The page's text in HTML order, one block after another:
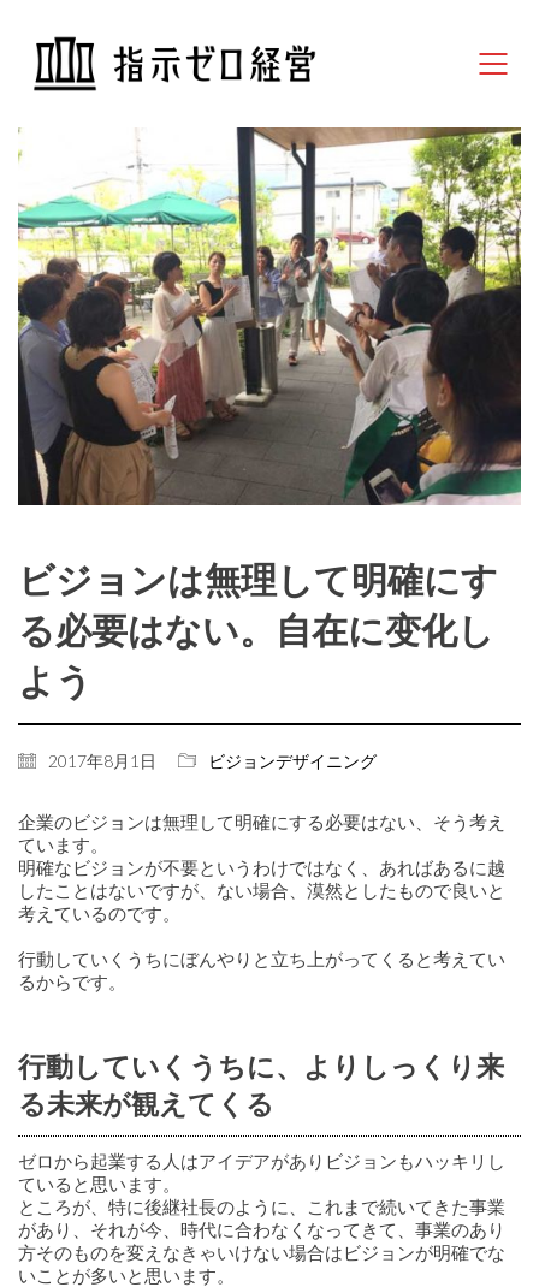
ビジョンは無理して明確にす
る必要はない。自在に变化し
よう
2017年8月1日 ビジョンデザイニング
企業のビジョンは無理して明確にする必要はない、そう考え
ています。
明確なビジョンが不要というわけではなく、あればあるに越
したことはないですが、ない場合、漠然としたもので良いと
考えているのです。
行動していくうちにぼんやりと立ち上がってくると考えてい
るからです。
行動していくうちに、よりしっくり来
る未来が観えてくる
ゼロから起業する人はアイデアがありビジョンもハッキリし
ていると思います。
ところが、特に後継社長のように、これまで続いてきた事業
があり、それが今、時代に合わなくなってきて、事業のあり
方そのものを変えなきゃいけない場合はビジョンが明確でな
いことが多いと思います。